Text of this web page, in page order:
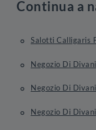
Continua a
Salotti Calligaris
Negozio Di
Negozio Di
Negozio Di